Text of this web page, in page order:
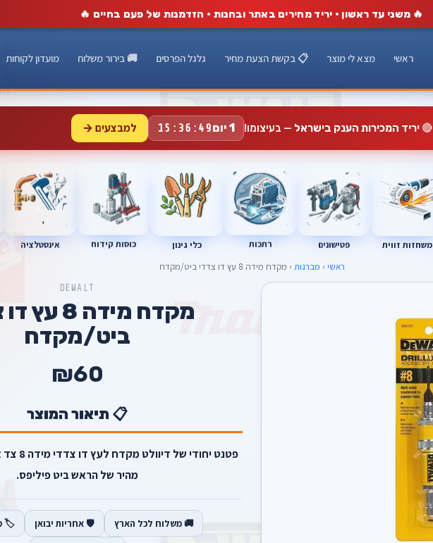
🔥 משני עד ראשון · יריד מחירים באתר ובחנות · הזדמנות של פעם בחיים 🔥
ראשי מצא לי מוצר 📋 בקשת הצעת מחיר גלגל הפרסים 🚚 בירור משלוח מועדון לקוחות
🔴יריד המכירות הענק בישראל — בעיצומו! 1 יום 15:36:48 למבצעים →
משחזות זווית פטישונים רתכות כלי גינון כוסות קידוח אינסטלציה
ראשי › מברגות › מקדח מידה 8 עץ דו צדדי ביט/מקדח
DEWALT
מקדח מידה 8
ביט/מקדח
₪60
📋 תיאור המוצר
פטנט
מהיר של הראש ביט פיליפס.
🚚 משלוח לכל הארץ 🛡️ אחריות יבואן 🏷️